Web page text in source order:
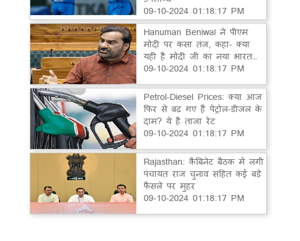
09-10-2024 01:18:17 PM
Hanuman Beniwal ने पीएम
मोदी पर कसा तंज, कहा- क्या
यही है मोदी जी का नया भारत…
09-10-2024 01:18:17 PM
Petrol-Diesel Prices: क्या आज
फिर से बढ़ गए हैं पेट्रोल-डीजल के
दाम? ये है ताजा रेट
09-10-2024 01:18:17 PM
Rajasthan: कैबिनेट बैठक में लगी
पंचायत राज चुनाव सहित कई बड़े
फैसले पर मुहर
09-10-2024 01:18:17 PM